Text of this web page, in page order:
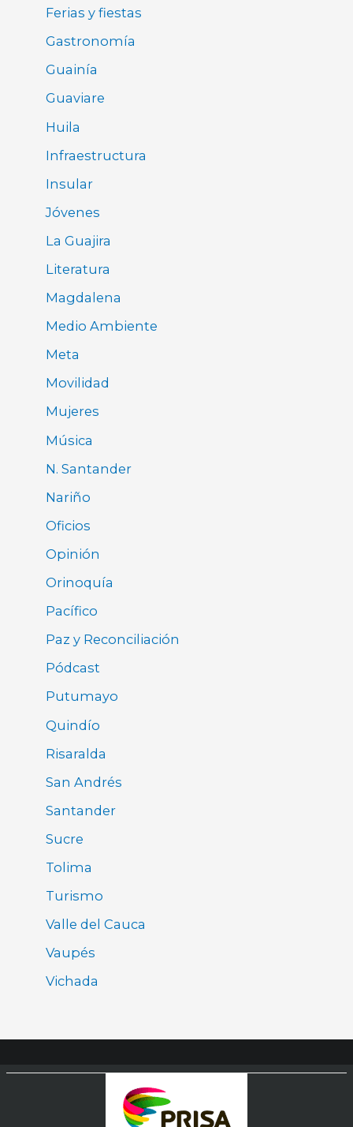
Ferias y fiestas
Gastronomía
Guainía
Guaviare
Huila
Infraestructura
Insular
Jóvenes
La Guajira
Literatura
Magdalena
Medio Ambiente
Meta
Movilidad
Mujeres
Música
N. Santander
Nariño
Oficios
Opinión
Orinoquía
Pacífico
Paz y Reconciliación
Pódcast
Putumayo
Quindío
Risaralda
San Andrés
Santander
Sucre
Tolima
Turismo
Valle del Cauca
Vaupés
Vichada